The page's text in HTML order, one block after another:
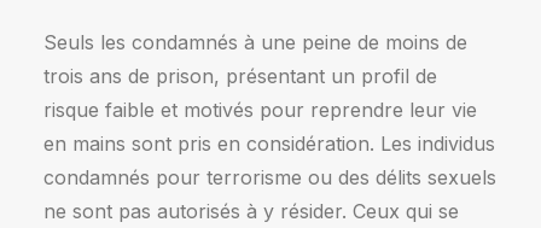
Seuls les condamnés à une peine de moins de
trois ans de prison, présentant un profil de
risque faible et motivés pour reprendre leur vie
en mains sont pris en considération. Les individus
condamnés pour terrorisme ou des délits sexuels
ne sont pas autorisés à y résider. Ceux qui se